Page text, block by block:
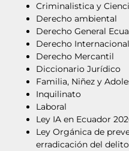
Criminalistica y
Derecho ambiental
Derecho General
Derecho Internacional
Derecho Mercantil
Diccionario Jurídico
Familia, Niñez y
Inquilinato
Laboral
Ley IA en Ecuador
Ley Orgánica de
erradicación del